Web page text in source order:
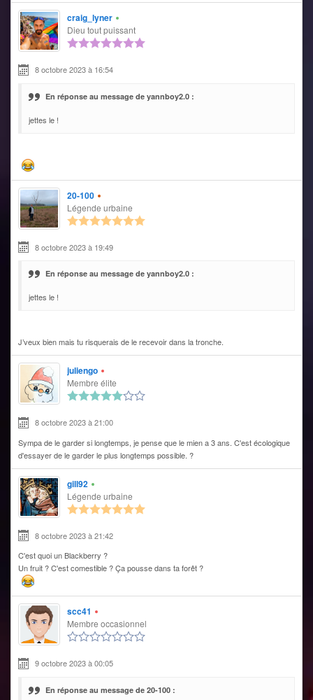
craig_lyner
Dieu tout puissant
8 octobre 2023 à 16:54
En réponse au message de yannboy2.0 :
jettes le !
20-100
Légende urbaine
8 octobre 2023 à 19:49
En réponse au message de yannboy2.0 :
jettes le !
J’veux bien mais tu risquerais de le recevoir dans la tronche.
juliengo
Membre élite
8 octobre 2023 à 21:00
Sympa de le garder si longtemps, je pense que le mien a 3 ans. C'est écologique
d'essayer de le garder le plus longtemps possible. ?
gill92
Légende urbaine
8 octobre 2023 à 21:42
C'est quoi un Blackberry ?
Un fruit ? C'est comestible ? Ça pousse dans ta forêt ?
scc41
Membre occasionnel
9 octobre 2023 à 00:05
En réponse au message de 20-100 :